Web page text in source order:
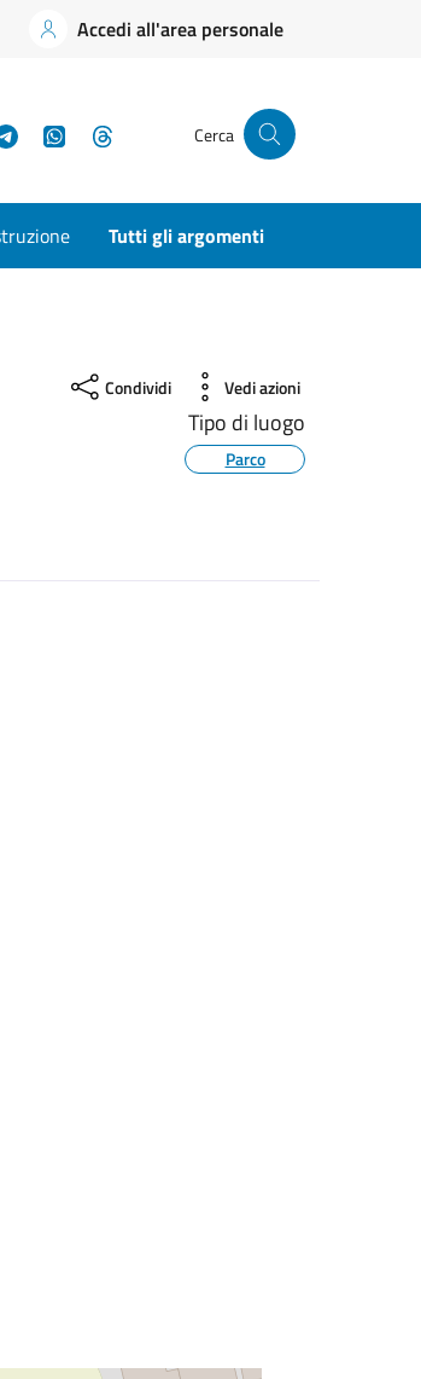
Accedi all'area personale
TelegramWhatsApp Cerca
Tutti gli argomenti
Condividi Vedi azioni
Tipo di luogo
Parco